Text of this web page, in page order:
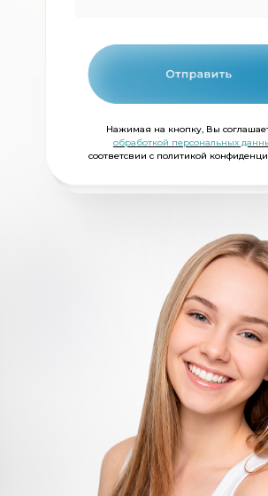
Нажимая на кнопку, Вы
обработкой персональных
соответсвии с политикой